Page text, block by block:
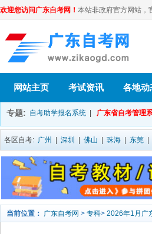
欢迎您访问广东自考网！ 本站非政府官方网站，
网站主页 考试资讯 各地动
专题: 自考助学报名系统 广东省自考管理
各区自考: 广州 深圳 佛山 珠海 东莞
当前位置： 广东自考网 > 专科> 2026年1月广